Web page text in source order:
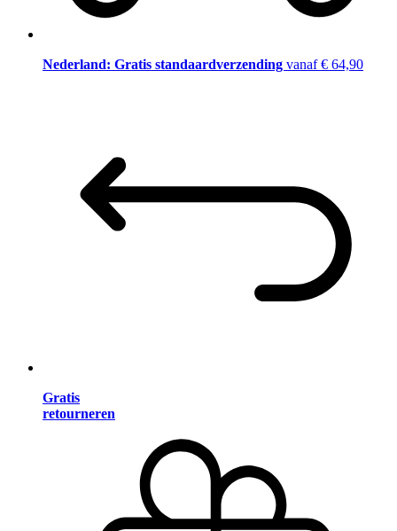
Nederland: Gratis standaardverzending vanaf € 64,90
Gratis
retourneren